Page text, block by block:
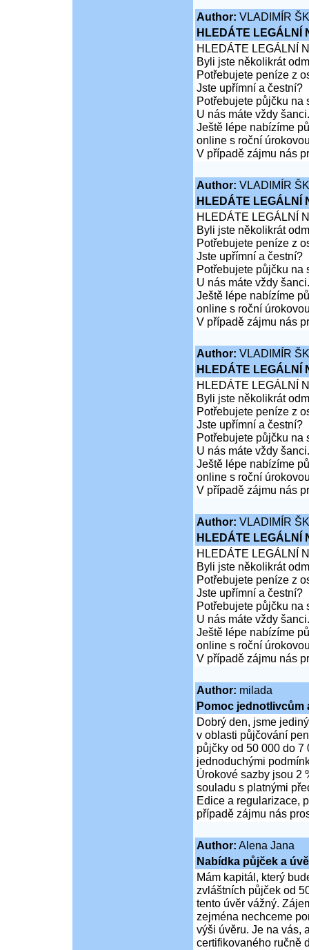
Author: VLADIMÍR
HLEDÁTE LEGÁLNÍ
HLEDÁTE LEGÁLNÍ
Byli jste několikrát
Potřebujete peníze z
Jste upřímní a čestní?
Potřebujete půjčku na
U nás máte vždy šanci.
Ještě lépe nabízíme
online s roční
V případě zájmu nás
Author: VLADIMÍR
HLEDÁTE LEGÁLNÍ
HLEDÁTE LEGÁLNÍ
Byli jste několikrát
Potřebujete peníze z
Jste upřímní a čestní?
Potřebujete půjčku na
U nás máte vždy šanci.
Ještě lépe nabízíme
online s roční
V případě zájmu nás
Author: VLADIMÍR
HLEDÁTE LEGÁLNÍ
HLEDÁTE LEGÁLNÍ
Byli jste několikrát
Potřebujete peníze z
Jste upřímní a čestní?
Potřebujete půjčku na
U nás máte vždy šanci.
Ještě lépe nabízíme
online s roční
V případě zájmu nás
Author: VLADIMÍR
HLEDÁTE LEGÁLNÍ
HLEDÁTE LEGÁLNÍ
Byli jste několikrát
Potřebujete peníze z
Jste upřímní a čestní?
Potřebujete půjčku na
U nás máte vždy šanci.
Ještě lépe nabízíme
online s roční
V případě zájmu nás
Author: milada
Pomoc jednotlivcům
Dobrý den, jsme
v oblasti půjčování
půjčky od 50 000 do
jednoduchými
Úrokové sazby jsou 2
souladu s platnými
Edice a regularizace,
případě zájmu nás
Author: Alena Jana
Nabídka půjček a
Mám kapitál, který
zvláštních půjček od
tento úvěr vážný.
zejména nechceme
výši úvěru. Je na vás,
certifikovaného ručně